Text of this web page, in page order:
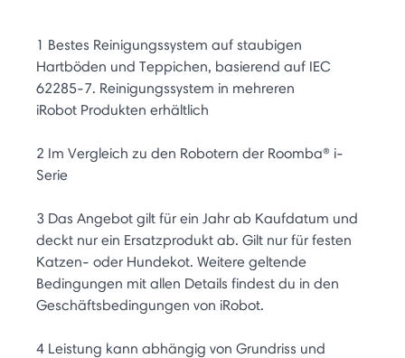
1 Bestes Reinigungssystem auf staubigen
Hartböden und Teppichen, basierend auf IEC
62285-7. Reinigungssystem in mehreren
iRobot Produkten erhältlich
2 Im Vergleich zu den Robotern der Roomba® i-
Serie
3 Das Angebot gilt für ein Jahr ab Kaufdatum und
deckt nur ein Ersatzprodukt ab. Gilt nur für festen
Katzen- oder Hundekot. Weitere geltende
Bedingungen mit allen Details findest du in den
Geschäftsbedingungen von iRobot.
4 Leistung kann abhängig von Grundriss und